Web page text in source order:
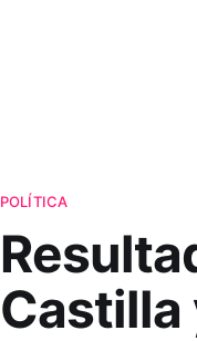
POLÍTICA
Castilla